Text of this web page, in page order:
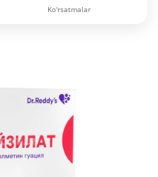
Ko'rsatmalar